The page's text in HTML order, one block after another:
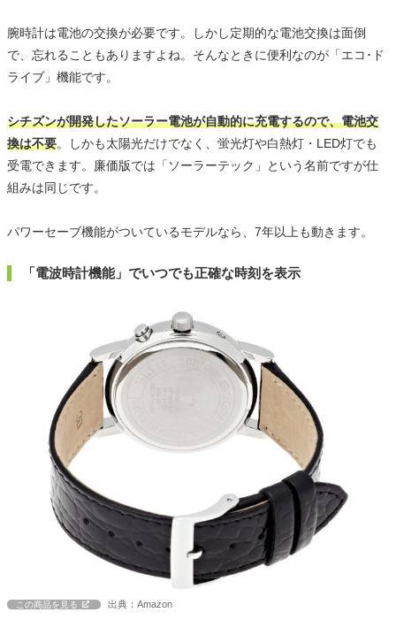
腕時計は電池の交換が必要です。しかし定期的な電池交換は面倒
で、忘れることもありますよね。そんなときに便利なのが「エコ･ド
ライブ」機能です。
シチズンが開発したソーラー電池が自動的に充電するので、電池交
換は不要。しかも太陽光だけでなく、蛍光灯や白熱灯・LED灯でも
受電できます。廉価版では「ソーラーテック」という名前ですが仕
組みは同じです。
パワーセーブ機能がついているモデルなら、7年以上も動きます。
「電波時計機能」でいつでも正確な時刻を表示
この商品を見る 出典：Amazon